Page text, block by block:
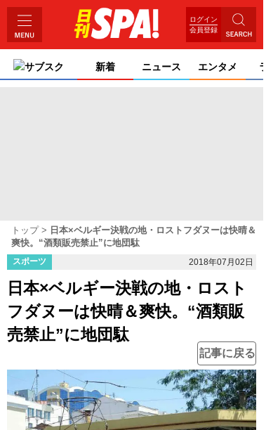
ログイン
会員登録
サブスク 新着 ニュース エンタメ
トップ
日本×ベルギー決戦の地・ロストフダヌーは快晴＆
爽快。“酒類販売禁止”に地団駄
スポーツ 2018年07月02日
日本×ベルギー決戦の地・ロスト
フダヌーは快晴＆爽快。“酒類販
売禁止”に地団駄
記事に戻る